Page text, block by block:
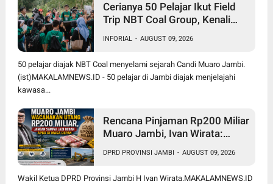
Cerianya 50 Pelajar Ikut Field
Trip NBT Coal Group, Kenali
INFORIAL - AUGUST 09, 2026
50 pelajar diajak NBT Coal menyelami sejarah Candi Muaro Jambi.
(ist)MAKALAMNEWS.ID - 50 pelajar di Jambi diajak menjelajahi
kawasa...
Rencana Pinjaman Rp200 Miliar
Muaro Jambi, Ivan Wirata:
Pembangunan
DPRD PROVINSI JAMBI - AUGUST 09, 2026
Wakil Ketua DPRD Provinsi Jambi H Ivan Wirata.MAKALAMNEWS.ID